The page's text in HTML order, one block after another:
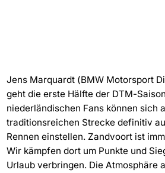
Jens Marquardt (BMW Motorsport
geht die erste Hälfte der DTM-
niederländischen Fans können sich
traditionsreichen Strecke definitiv
Rennen einstellen. Zandvoort ist
Wir kämpfen dort um Punkte und
Urlaub verbringen. Die Atmosphäre